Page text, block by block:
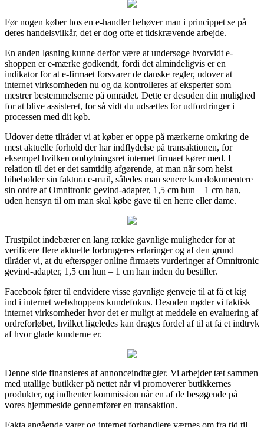
Før nogen køber hos en e-handler behøver man i princippet se på
deres handelsvilkår, det er dog ofte et tidskrævende arbejde.
En anden løsning kunne derfor være at undersøge hvorvidt e-
shoppen er e-mærke godkendt, fordi det almindeligvis er en
indikator for at e-firmaet forsvarer de danske regler, udover at
internet virksomheden nu og da kontrolleres af eksperter som
mestrer bestemmelserne på området. Dette er desuden din mulighed
for at blive assisteret, for så vidt du udsættes for udfordringer i
processen med dit køb.
Udover dette tilråder vi at køber er oppe på mærkerne omkring de
mest aktuelle forhold der har indflydelse på transaktionen, for
eksempel hvilken ombytningsret internet firmaet kører med. I
relation til det er det samtidig afgørende, at man når som helst
bibeholder sin faktura e-mail, således man senere kan dokumentere
sin ordre af Omnitronic gevind-adapter, 1,5 cm hun – 1 cm han,
uden hensyn til om man skal købe gave til en herre eller dame.
Trustpilot indebærer en lang række gavnlige muligheder for at
verificere flere aktuelle forbrugeres erfaringer og af den grund
tilråder vi, at du eftersøger online firmaets vurderinger af Omnitronic
gevind-adapter, 1,5 cm hun – 1 cm han inden du bestiller.
Facebook fører til endvidere visse gavnlige genveje til at få et kig
ind i internet webshoppens kundefokus. Desuden møder vi faktisk
internet virksomheder hvor det er muligt at meddele en evaluering af
ordreforløbet, hvilket ligeledes kan drages fordel af til at få et indtryk
af hvor glade kunderne er.
Denne side finansieres af annonceindtægter. Vi arbejder tæt sammen
med utallige butikker på nettet når vi promoverer butikkernes
produkter, og indhenter kommission når en af de besøgende på
vores hjemmeside gennemfører en transaktion.
Fakta angående varer og internet forhandlere værnes om fra tid til